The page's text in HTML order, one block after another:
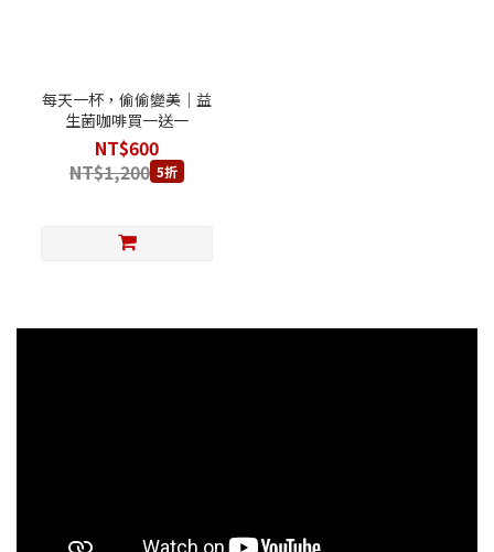
每天一杯，偷偷變美｜益
生菌咖啡買一送一
NT$600
NT$1,200 5折